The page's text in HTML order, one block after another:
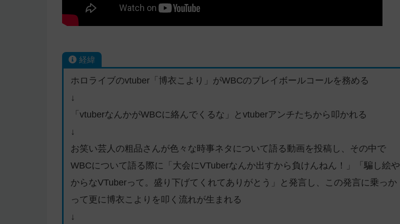
経緯
ホロライブのvtuber「博衣こより」がWBCのプレイボールコールを務める
↓
「vtuberなんかがWBCに絡んでくるな」とvtuberアンチたちから叩かれる
↓
お笑い芸人の粗品さんが色々な時事ネタについて語る動画を投稿し、その中で
WBCについて語る際に「大会にVTuberなんか出すから負けんねん！」「騙し絵や
からなVTuberって。盛り下げてくれてありがとう」と発言し、この発言に乗っか
って更に博衣こよりを叩く流れが生まれる
↓